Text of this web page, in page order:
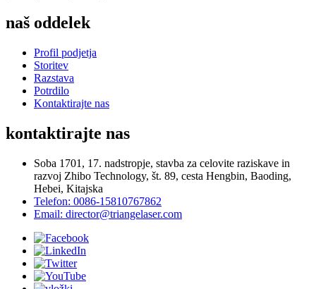
naš oddelek
Profil podjetja
Storitev
Razstava
Potrdilo
Kontaktirajte nas
kontaktirajte nas
Soba 1701, 17. nadstropje, stavba za celovite raziskave in
razvoj Zhibo Technology, št. 89, cesta Hengbin, Baoding,
Hebei, Kitajska
Telefon: 0086-15810767862
Email: director@triangelaser.com